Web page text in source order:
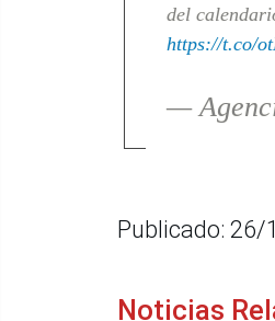
del
https://t.co/
—
Publicado: 26/
Noticias